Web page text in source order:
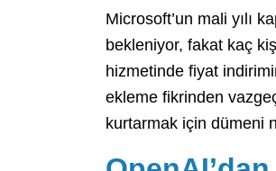
Microsoft’un mali yılı
bekleniyor, fakat kaç
hizmetinde fiyat
ekleme fikrinden
kurtarmak için dümeni